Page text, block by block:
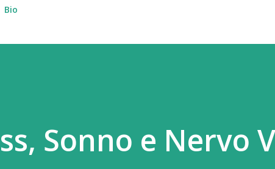
Bio
Sonno e Nervo